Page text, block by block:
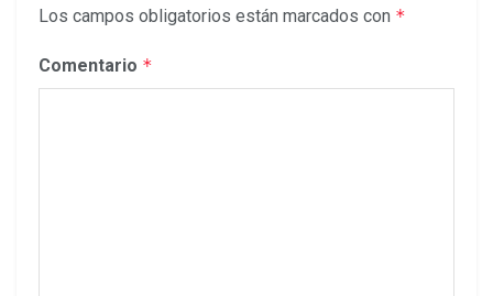
Los campos obligatorios están marcados con *
Comentario *